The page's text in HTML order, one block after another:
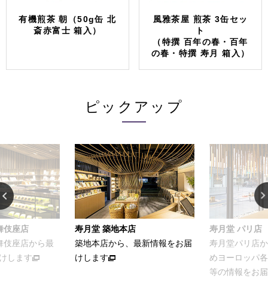
有機煎茶 朝（50g缶 北
斎赤富士 箱入）
風雅茶屋 煎茶 3缶セッ
ト
（特撰 百年の春・百年
の春・特撰 寿月 箱入）
ピックアップ
新情報をお届
寿月堂 パリ店
寿月堂パリ店から、パリをはじ
めヨーロッパ各国のお得意さま
お家でカンタ
お茶をおいし
ける簡単レシ